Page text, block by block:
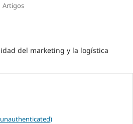
Artigos
del marketing y la logística